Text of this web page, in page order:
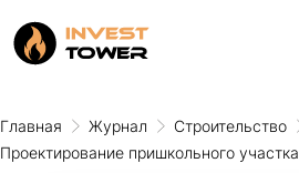
Главная Журнал
Строительство
Проектирование пришкольного участка